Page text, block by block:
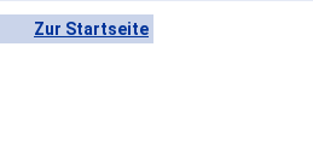
Zur Startseite